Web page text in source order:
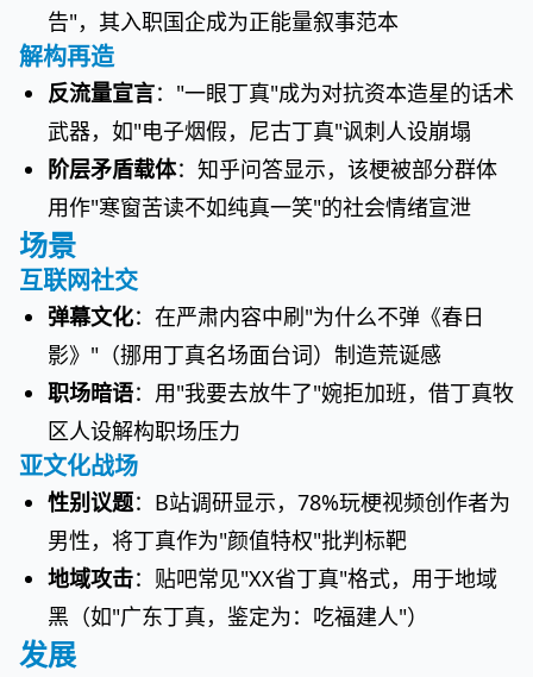
告"，其入职国企成为正能量叙事范本
解构再造
反流量宣言："一眼丁真"成为对抗资本造星的话术
武器，如"电子烟假，尼古丁真"讽刺人设崩塌
阶层矛盾载体：知乎问答显示，该梗被部分群体
用作"寒窗苦读不如纯真一笑"的社会情绪宣泄
场景
互联网社交
弹幕文化：在严肃内容中刷"为什么不弹《春日
影》"（挪用丁真名场面台词）制造荒诞感
职场暗语：用"我要去放牛了"婉拒加班，借丁真牧
区人设解构职场压力
亚文化战场
性别议题：B站调研显示，78%玩梗视频创作者为
男性，将丁真作为"颜值特权"批判标靶
地域攻击：贴吧常见"XX省丁真"格式，用于地域
黑（如"广东丁真，鉴定为：吃福建人"）
发展